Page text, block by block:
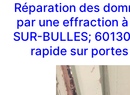
Réparation des
par une effraction à
SUR-BULLES;
rapide sur